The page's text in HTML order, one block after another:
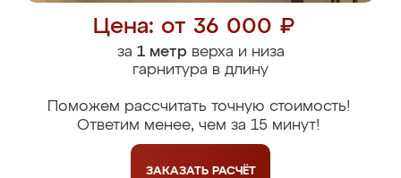
Цена: от 36 000 ₽
за 1 метрверха и низа
гарнитура в длину
Поможем рассчитать точную стоимость!
Ответим менее, чем за 15 минут!
ЗАКАЗАТЬ РАСЧЁТ